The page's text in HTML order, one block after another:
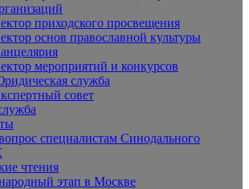
приходского просвещения
основ православной культуры
мероприятий и конкурсов
служба
совет
специалистам Синодального
чтения
этап в Москве